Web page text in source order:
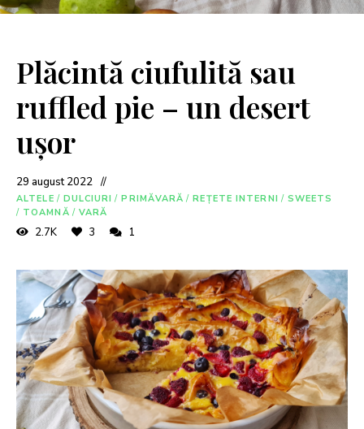
Plăcintă ciufulită sau
ruffled pie – un desert
ușor
29 august 2022
ALTELE / DULCIURI / PRIMĂVARĂ / REȚETE INTERNI / SWEETS
/ TOAMNĂ / VARĂ
2.7K 3 1